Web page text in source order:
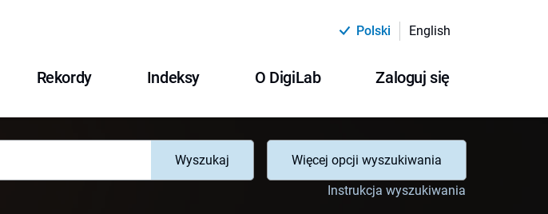
Polski English
Rekordy Indeksy O DigiLab Zaloguj się
Wyszukaj
Więcej opcji wyszukiwania
Instrukcja wyszukiwania